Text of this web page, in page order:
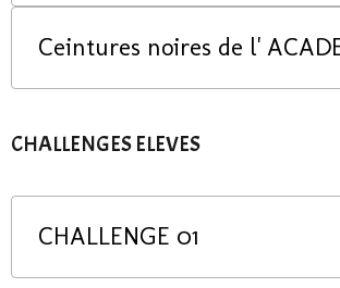
Ceintures noires de l'
CHALLENGES ELEVES
CHALLENGE 01